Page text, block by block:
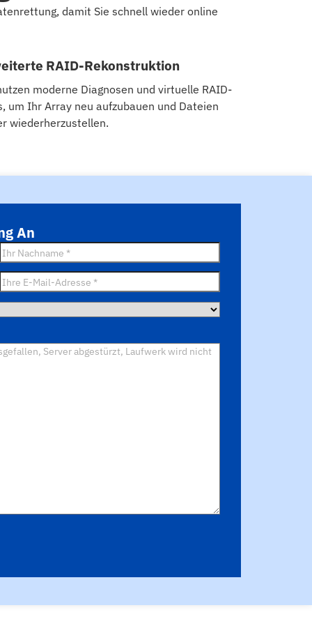
damit Sie schnell wieder online
RAID-Rekonstruktion
moderne Diagnosen und virtuelle RAID-
um Ihr Array neu aufzubauen und Dateien
wiederherzustellen.
An
*
*